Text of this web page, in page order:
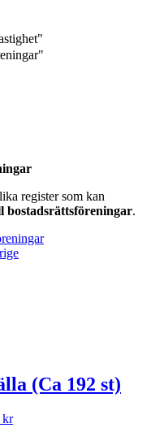
register som kan
bostadsrättsföreningar.
(Ca 192 st)
kr